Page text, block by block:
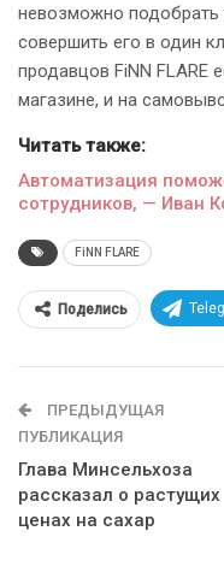
невозможно подобрать
совершить его в один
продавцов FiNN FLARE
магазине, и на
Читать также:
Автоматизация
сотрудников, — Иван
FiNN FLARE
Поделись
ПРЕДЫДУЩАЯ
ПУБЛИКАЦИЯ
Глава Минсельхоза
рассказал о растущих
ценах на сахар